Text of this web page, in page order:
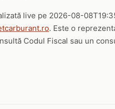
live pe 2026-08-
. Este o
Codul Fiscal sau un